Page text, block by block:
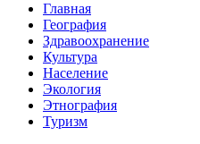
Главная
География
Здравоохранение
Культура
Население
Экология
Этнография
Туризм